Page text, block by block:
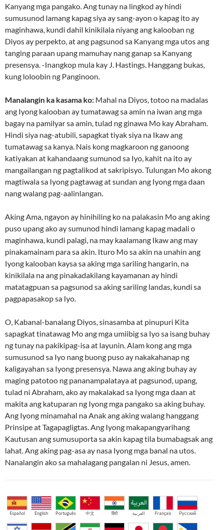
Kanyang mga pangako. Ang tunay na lingkod ay hindi
sumusunod lamang kapag siya ay sang-ayon o kapag ito ay
maginhawa, kundi dahil kinikilala niyang ang kalooban ng
Diyos ay perpekto, at ang pagsunod sa Kanyang mga utos ang
tanging paraan upang mamuhay nang ganap sa Kanyang
presensya. -Inangkop mula kay J. Hastings. Hanggang bukas,
kung loloobin ng Panginoon.
Manalangin ka kasama ko: Mahal na Diyos, totoo na madalas
ang Iyong kalooban ay tumatawag sa amin na iwan ang mga
bagay na pamilyar sa amin, tulad ng ginawa Mo kay Abraham.
Hindi siya nag-atubili, sapagkat tiyak siya na Ikaw ang
tumatawag sa kanya. Nais kong magkaroon ng ganoong
katiyakan at kahandaang sumunod sa Iyo, kahit na ito ay
mangailangan ng pagtalikod at sakripisyo. Tulungan Mo akong
magtiwala sa Iyong pagtawag at sundan ang Iyong mga daan
nang walang pag-aalinlangan.
Aking Ama, ngayon ay hinihiling ko na palakasin Mo ang aking
puso upang ako ay sumunod hindi lamang kapag madali o
maginhawa, kundi palagi, na may kaalamang Ikaw ang may
pinakamainam para sa akin. Ituro Mo sa akin na unahin ang
Iyong kalooban kaysa sa aking mga sariling hangarin, na
kinikilala na ang pinakadakilang kayamanan ay hindi
matatagpuan sa pagsunod sa aking sariling landas, kundi sa
pagpapasakop sa Iyo.
O, Kabanal-banalang Diyos, sinasamba at pinupuri Kita
sapagkat tinatawag Mo ang mga umiibig sa Iyo sa isang buhay
ng tunay na pakikipag-isa at layunin. Alam kong ang mga
sumusunod sa Iyo nang buong puso ay nakakahanap ng
kaligayahan sa Iyong presensya. Nawa ang aking buhay ay
maging patotoo ng pananampalataya at pagsunod, upang,
tulad ni Abraham, ako ay makalakad sa Iyong mga daan at
makita ang katuparan ng Iyong mga pangako sa aking buhay.
Ang Iyong minamahal na Anak ang aking walang hanggang
Prinsipe at Tagapagligtas. Ang Iyong makapangyarihang
Kautusan ang sumusuporta sa akin kapag tila bumabagsak ang
lahat. Ang aking pag-asa ay nasa Iyong mga banal na utos.
Nanalangin ako sa mahalagang pangalan ni Jesus, amen.
Español English Português 中文 हिंदी العربية Français Русский